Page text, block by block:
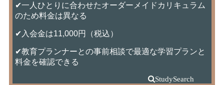
✔一人ひとりに合わせたオーダーメイドカリキュラム
のため料金は異なる
✔入会金は11,000円（税込）
✔教育プランナーとの事前相談で最適な学習プランと
料金を確認できる